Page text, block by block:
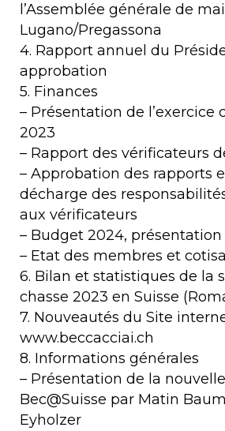
l’Assemblée générale de
Lugano/Pregassona
4. Rapport annuel du
approbation
5. Finances
– Présentation de l’exercice
2023
– Rapport des vérificateurs
– Approbation des rapports
décharge des
aux vérificateurs
– Budget 2024,
– Etat des membres et
6. Bilan et statistiques de la
chasse 2023 en Suisse
7. Nouveautés du Site
www.beccacciai.ch
8. Informations générales
– Présentation de la
Bec@Suisse par Matin
Eyholzer